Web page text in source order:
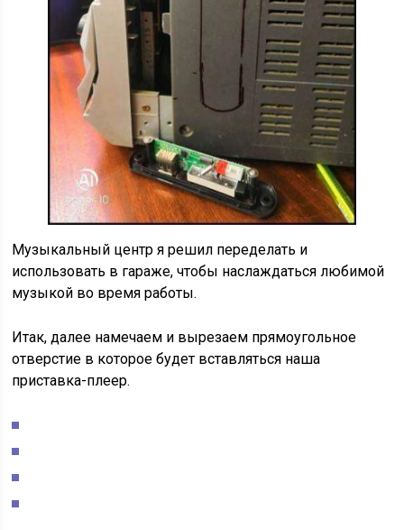
Музыкальный центр я решил переделать и
использовать в гараже, чтобы наслаждаться любимой
музыкой во время работы.
Итак, далее намечаем и вырезаем прямоугольное
отверстие в которое будет вставляться наша
приставка-плеер.